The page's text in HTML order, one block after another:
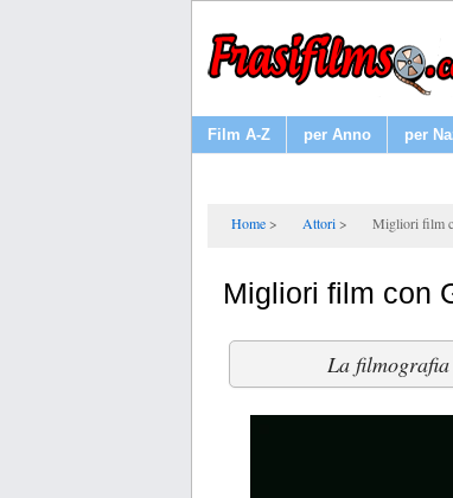
Film A-Z per Anno per
Home Attori Migliori film
Migliori film con
La